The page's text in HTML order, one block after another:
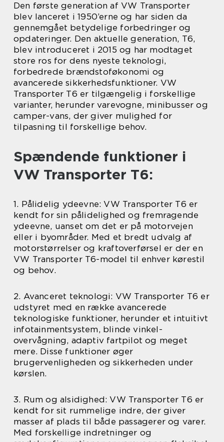
Den første generation af VW Transporter
blev lanceret i 1950’erne og har siden da
gennemgået betydelige forbedringer og
opdateringer. Den aktuelle generation, T6,
blev introduceret i 2015 og har modtaget
store ros for dens nyeste teknologi,
forbedrede brændstoføkonomi og
avancerede sikkerhedsfunktioner. VW
Transporter T6 er tilgængelig i forskellige
varianter, herunder varevogne, minibusser og
camper-vans, der giver mulighed for
tilpasning til forskellige behov.
Spændende funktioner i
VW Transporter T6:
1. Pålidelig ydeevne: VW Transporter T6 er
kendt for sin pålidelighed og fremragende
ydeevne, uanset om det er på motorvejen
eller i byområder. Med et bredt udvalg af
motorstørrelser og kraftoverførsel er der en
VW Transporter T6-model til enhver kørestil
og behov.
2. Avanceret teknologi: VW Transporter T6 er
udstyret med en række avancerede
teknologiske funktioner, herunder et intuitivt
infotainmentsystem, blinde vinkel-
overvågning, adaptiv fartpilot og meget
mere. Disse funktioner øger
brugervenligheden og sikkerheden under
kørslen.
3. Rum og alsidighed: VW Transporter T6 er
kendt for sit rummelige indre, der giver
masser af plads til både passagerer og varer.
Med forskellige indretninger og